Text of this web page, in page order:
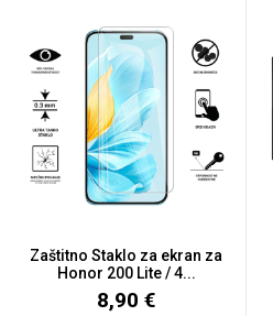
Zaštitno Staklo za ekran za
Honor 200 Lite / 4...
8,90 €